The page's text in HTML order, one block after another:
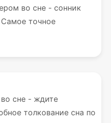
во сне - сонник
точное
сне - ждите
толкование сна по